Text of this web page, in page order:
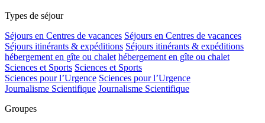
Types de séjour
Séjours en Centres de vacances Séjours en Centres de vacances
Séjours itinérants & expéditions Séjours itinérants & expéditions
hébergement en gîte ou chalet hébergement en gîte ou chalet
Sciences et Sports Sciences et Sports
Sciences pour l’Urgence Sciences pour l’Urgence
Journalisme Scientifique Journalisme Scientifique
Groupes